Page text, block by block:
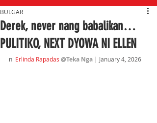
Derek, never nang babalikan…
PULITIKO, NEXT DYOWA NI ELLEN
BULGAR
ni Erlinda Rapadas @Teka Nga | January 4, 2026